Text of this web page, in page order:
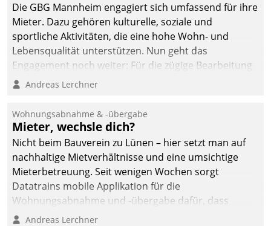
Die GBG Mannheim engagiert sich umfassend für ihre
Mieter. Dazu gehören kulturelle, soziale und
sportliche Aktivitäten, die eine hohe Wohn- und
Lebensqualität unterstützen. Nun geht das
Engagement noch weiter: Für die zügige Bearbeitung
von Beschwerden – oder Lob – richtet das
und Beschwerde-Management einen eigenen Kanal
ein.
Andreas Lerchner
Wohnungsabnahme & -übergabe
Mieter, wechsle dich?
Nicht beim Bauverein zu Lünen – hier setzt man auf
nachhaltige Mietverhältnisse und eine umsichtige
Mieterbetreuung. Seit wenigen Wochen sorgt
Datatrains mobile Applikation für die
Wohnungsabnahme und -übergabe dafür, dass
Mieter wohlgeordnet kommen und, so es sein muss,
Andreas Lerchner